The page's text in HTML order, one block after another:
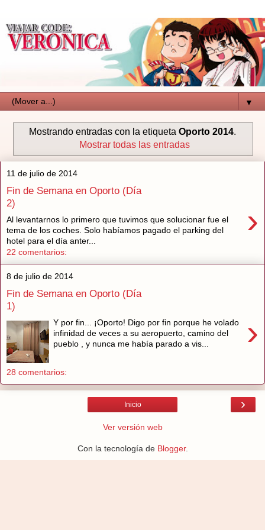
▼
Mostrando entradas con la etiqueta Oporto 2014.
Mostrar todas las entradas
11 de julio de 2014
Fin de Semana en Oporto (Día
2)
›
Al levantarnos lo primero que tuvimos que solucionar fue el
tema de los coches. Solo habíamos pagado el parking del
hotel para el día anter...
22 comentarios:
8 de julio de 2014
Fin de Semana en Oporto (Día
1)
›
Y por fin... ¡Oporto! Digo por fin porque he volado
infinidad de veces a su aeropuerto, camino del
pueblo , y nunca me había parado a vis...
28 comentarios:
›
Inicio
Ver versión web
Con la tecnología de Blogger.